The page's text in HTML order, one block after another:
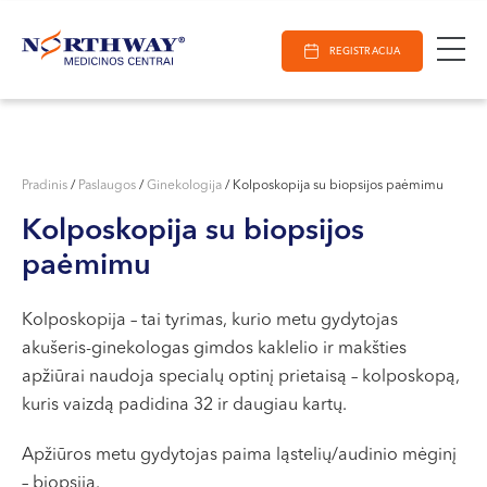
Darbo laikas
I-V 07:30 - 20:30
VI 09:00 - 15:00
Kaunas
Miško g. 25A
Darbo laikas:
VI 09:00 - 15:00
Paieška REGISTRACIJA
E-Registracija
Pradinis / Paslaugos / Ginekologija / Kolposkopija su biopsijos paėmimu
Kolposkopija su biopsijos
paėmimu
Kolposkopija – tai tyrimas, kurio metu gydytojas
akušeris-ginekologas gimdos kaklelio ir makšties
apžiūrai naudoja specialų optinį prietaisą – kolposkopą,
kuris vaizdą padidina 32 ir daugiau kartų.
Apžiūros metu gydytojas paima ląstelių/audinio mėginį